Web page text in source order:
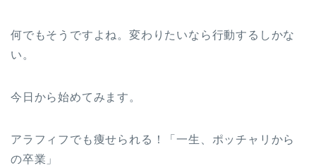
何でもそうですよね。変わりたいなら行動するしかな
い。
今日から始めてみます。
アラフィフでも痩せられる！「一生、ポッチャリから
の卒業」